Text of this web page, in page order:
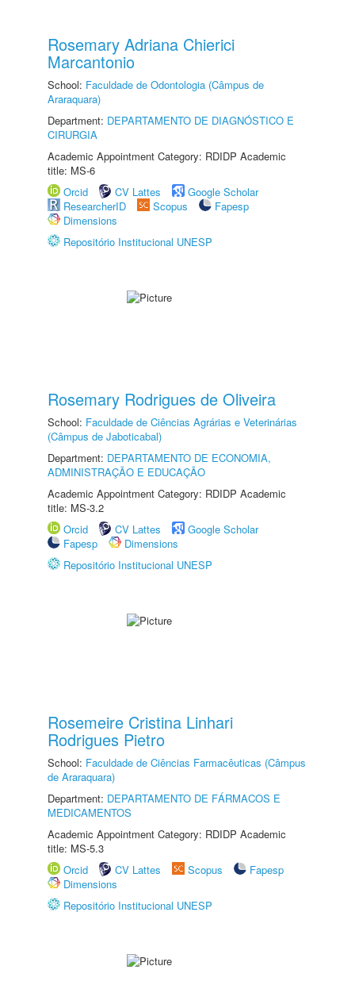
Rosemary Adriana Chierici
Marcantonio
School: Faculdade de Odontologia (Câmpus de
Araraquara)
Department: DEPARTAMENTO DE DIAGNÓSTICO E
CIRURGIA
Academic Appointment Category: RDIDP Academic
title: MS-6
Orcid
CV Lattes
Google Scholar
ResearcherID
Scopus
Fapesp
Dimensions
Repositório Institucional UNESP
Rosemary Rodrigues de Oliveira
School: Faculdade de Ciências Agrárias e Veterinárias
(Câmpus de Jaboticabal)
Department: DEPARTAMENTO DE ECONOMIA,
ADMINISTRAÇÃO E EDUCAÇÃO
Academic Appointment Category: RDIDP Academic
title: MS-3.2
Orcid
CV Lattes
Google Scholar
Fapesp
Dimensions
Repositório Institucional UNESP
Rosemeire Cristina Linhari
Rodrigues Pietro
School: Faculdade de Ciências Farmacêuticas (Câmpus
de Araraquara)
Department: DEPARTAMENTO DE FÁRMACOS E
MEDICAMENTOS
Academic Appointment Category: RDIDP Academic
title: MS-5.3
Orcid
CV Lattes Scopus
Fapesp
Dimensions
Repositório Institucional UNESP